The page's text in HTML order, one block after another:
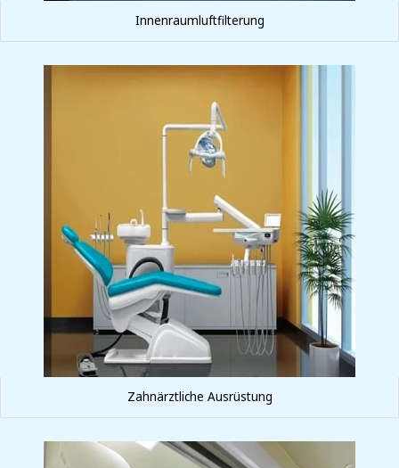
Innenraumluftfilterung
Zahnärztliche Ausrüstung